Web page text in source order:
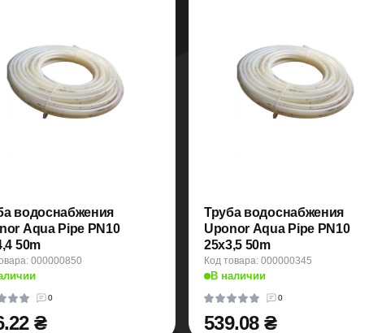
водоснабжения
Aqua Pipe PN10
50m
000000850
0
₴
Труба водоснабжения
Uponor Aqua Pipe PN10
25x3,5 50m
Код товара: 000000345
В наличии
0
539.08 ₴